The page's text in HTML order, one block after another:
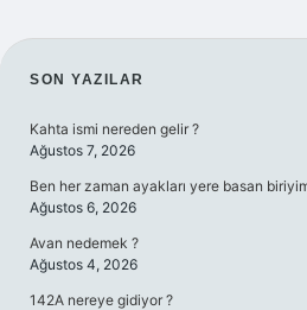
SIDEBAR
SON YAZILAR
Kahta ismi nereden gelir ?
Ağustos 7, 2026
Ben her zaman ayakları yere basan
Ağustos 6, 2026
Avan nedemek ?
Ağustos 4, 2026
142A nereye gidiyor ?